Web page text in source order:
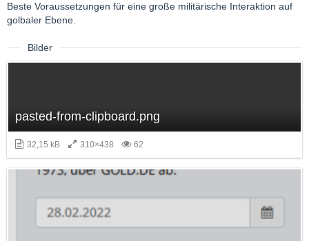
Beste Voraussetzungen für eine große militärische Interaktion auf
golbaler Ebene.
Bilder
pasted-from-clipboard.png
32,15 kB 310×438 62